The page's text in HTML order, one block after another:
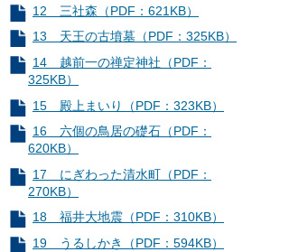
12 三社森（PDF：621KB）
13 天王の古墳墓（PDF：325KB）
14 越前一の禅定神社（PDF：
325KB）
15 殿上まいり（PDF：323KB）
16 六個の鳥居の礎石（PDF：
620KB）
17 にぎわった清水町（PDF：
270KB）
18 福井大地震（PDF：310KB）
19 うるしかき（PDF：594KB）